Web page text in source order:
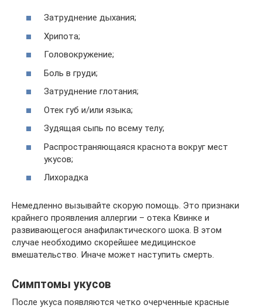
Затруднение дыхания;
Хрипота;
Головокружение;
Боль в груди;
Затруднение глотания;
Отек губ и/или языка;
Зудящая сыпь по всему телу;
Распространяющаяся краснота вокруг мест
укусов;
Лихорадка
Немедленно вызывайте скорую помощь. Это признаки
крайнего проявления аллергии – отека Квинке и
развивающегося анафилактического шока. В этом
случае необходимо скорейшее медицинское
вмешательство. Иначе может наступить смерть.
Симптомы укусов
После укуса появляются четко очерченные красные